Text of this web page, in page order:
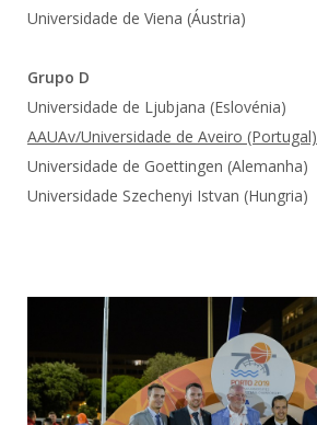
Universidade de Viena (Áustria)
Grupo D
Universidade de Ljubjana (Eslovénia)
AAUAv/Universidade de Aveiro (Portugal)
Universidade de Goettingen (Alemanha)
Universidade Szechenyi Istvan (Hungria)